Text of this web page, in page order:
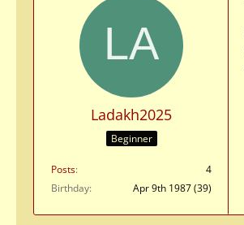
Ladakh2025
Beginner
Posts
4
Birthday
Apr 9th 1987 (39)